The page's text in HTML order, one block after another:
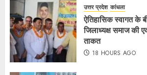
उत्तर प्रदेश कांधला
ऐतिहासिक स्वागत के
जिलाध्यक्ष समाज की
ताकत
18 HOURS AGO